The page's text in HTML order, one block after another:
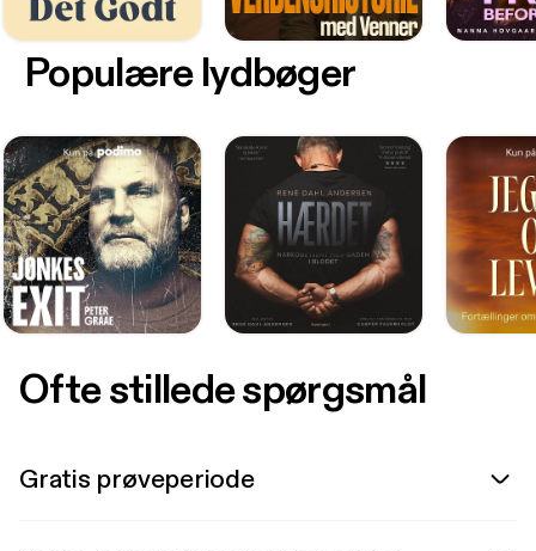
Populære lydbøger
Ofte stillede spørgsmål
Gratis prøveperiode